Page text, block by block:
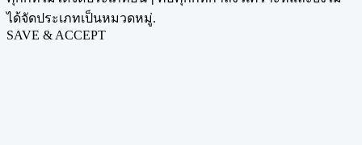
ได้จัดประเภทเป็นหมวดหมู่.
SAVE & ACCEPT